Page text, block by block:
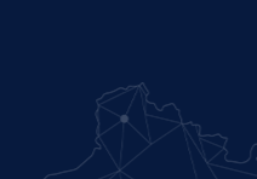
Korean
Malay
Marathi